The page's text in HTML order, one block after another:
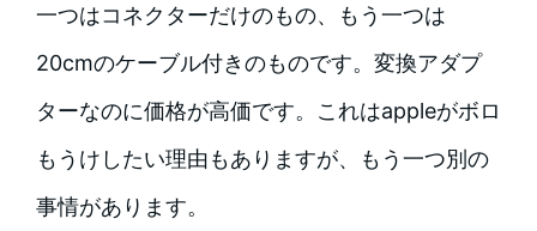
一つはコネクターだけのもの、もう一つは
20cmのケーブル付きのものです。変換アダプ
ターなのに価格が高価です。これはappleがボロ
もうけしたい理由もありますが、もう一つ別の
事情があります。